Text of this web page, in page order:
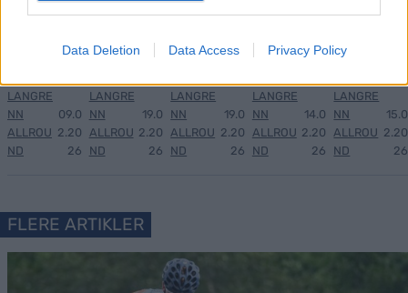
Data Deletion Data Access Privacy Policy
LANGRE
NN
ALLROU
ND
09.0
2.20
26
ila for
LANGRE
NN
ALLROU
ND
19.0
2.20
26
LANGRE
NN
ALLROU
ND
19.0
2.20
26
ster
LANGRE
NN
ALLROU
ND
14.0
2.20
26
LANGRE
NN
ALLROU
ND
15.0
2.20
26
FLERE ARTIKLER